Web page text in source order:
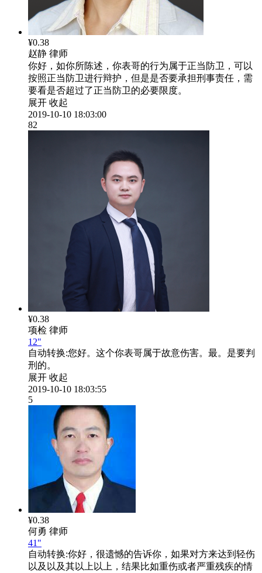
¥0.38
赵静 律师
你好，如你所陈述，你表哥的行为属于正当防卫，可以
按照正当防卫进行辩护，但是是否要承担刑事责任，需
要看是否超过了正当防卫的必要限度。
展开 收起
2019-10-10 18:03:00
82
¥0.38
项检 律师
12"
自动转换:您好。这个你表哥属于故意伤害。最。是要判
刑的。
展开 收起
2019-10-10 18:03:55
5
¥0.38
何勇 律师
41"
自动转换:你好，很遗憾的告诉你，如果对方来达到轻伤
以及以及其以上以上，结果比如重伤或者严重残疾的情